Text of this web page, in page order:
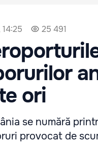
25 491
ori
se numără
provocat de